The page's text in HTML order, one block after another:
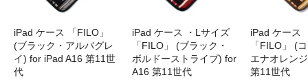
iPad ケース 「FILO」
(ブラック・アルバグレ
イ) for iPad A16 第11世
代
iPad ケース ・Lサイズ
「FILO」 (ブラック・
ボルドーストライプ) for
A16 第11世代
iPad ケース
「FILO」 (
エナオレン
第11世代